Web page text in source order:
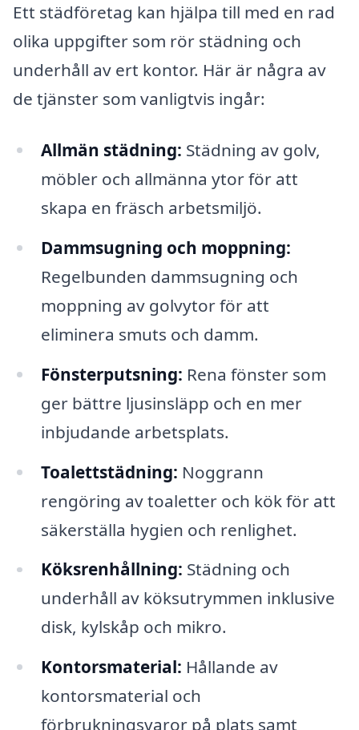
Ett städföretag kan hjälpa till med en rad
olika uppgifter som rör städning och
underhåll av ert kontor. Här är några av
de tjänster som vanligtvis ingår:
Allmän städning: Städning av golv,
möbler och allmänna ytor för att
skapa en fräsch arbetsmiljö.
Dammsugning och moppning:
Regelbunden dammsugning och
moppning av golvytor för att
eliminera smuts och damm.
Fönsterputsning: Rena fönster som
ger bättre ljusinsläpp och en mer
inbjudande arbetsplats.
Toalettstädning: Noggrann
rengöring av toaletter och kök för att
säkerställa hygien och renlighet.
Köksrenhållning: Städning och
underhåll av köksutrymmen inklusive
disk, kylskåp och mikro.
Kontorsmaterial: Hållande av
kontorsmaterial och
förbrukningsvaror på plats samt